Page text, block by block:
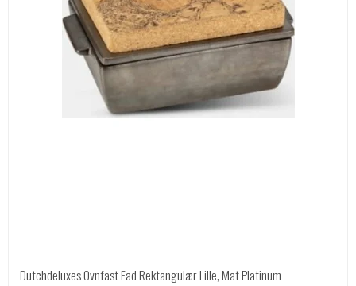
Dutchdeluxes Ovnfast Fad Rektangulær Lille, Mat Platinum